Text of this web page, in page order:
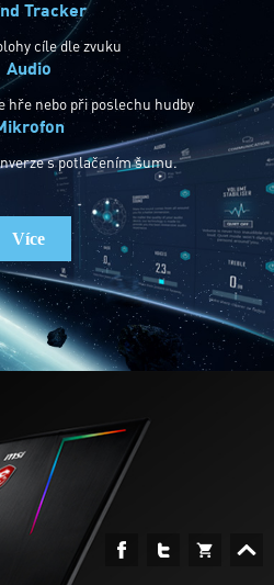
Tracker
cíle dle zvuku
Audio
hře nebo při poslechu hudby
s potlačením šumu.
Více